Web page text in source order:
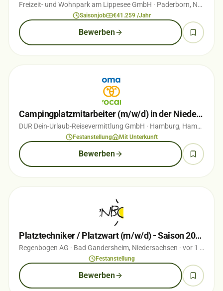
Freizeit- und Wohnpark am Lippesee GmbH · Paderborn, Nordrhein-Westfalen
Saisonjob €41.259 /Jahr
Bewerben
Campingplatzmitarbeiter (m/w/d) in der Niederlande
DUR Dein-Urlaub-Reisevermittlung GmbH · Hamburg, Hamburg
Festanstellung Mit Unterkunft
Bewerben
Platztechniker / Platzwart (m/w/d) - Saison 2026
Regenbogen AG · Bad Gandersheim, Niedersachsen · vor 1 Monaten
Festanstellung
Bewerben